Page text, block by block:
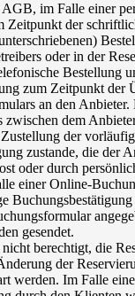
AGB, im Falle einer
Zeitpunkt der
oder in der
Bestellung
zum Zeitpunkt der
an den Anbieter.
zwischen dem
der
zustande, die der
oder durch
einer Online-
gesendet.
berechtigt, die
der
werden. Im Falle